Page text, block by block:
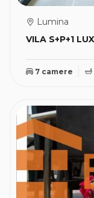
Lumina
7 camere